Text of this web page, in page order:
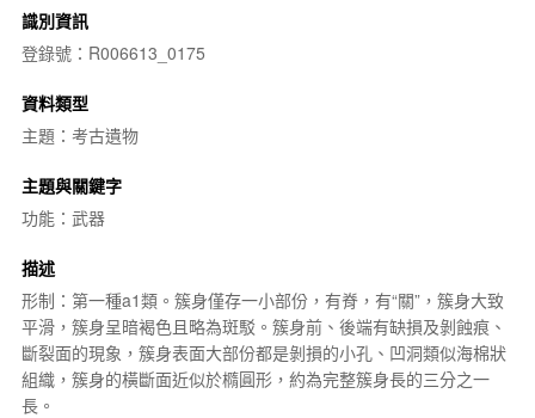
識別資訊
登錄號：R006613_0175
資料類型
主題：考古遺物
主題與關鍵字
功能：武器
描述
形制：第一種a1類。簇身僅存一小部份，有脊，有“關”，簇身大致
平滑，簇身呈暗褐色且略為斑駁。簇身前、後端有缺損及剝蝕痕、
斷裂面的現象，簇身表面大部份都是剝損的小孔、凹洞類似海棉狀
組織，簇身的橫斷面近似於橢圓形，約為完整簇身長的三分之一
長。